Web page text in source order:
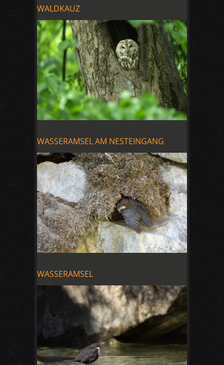
WALDKAUZ
WASSERAMSEL AM NESTEINGANG
WASSERAMSEL